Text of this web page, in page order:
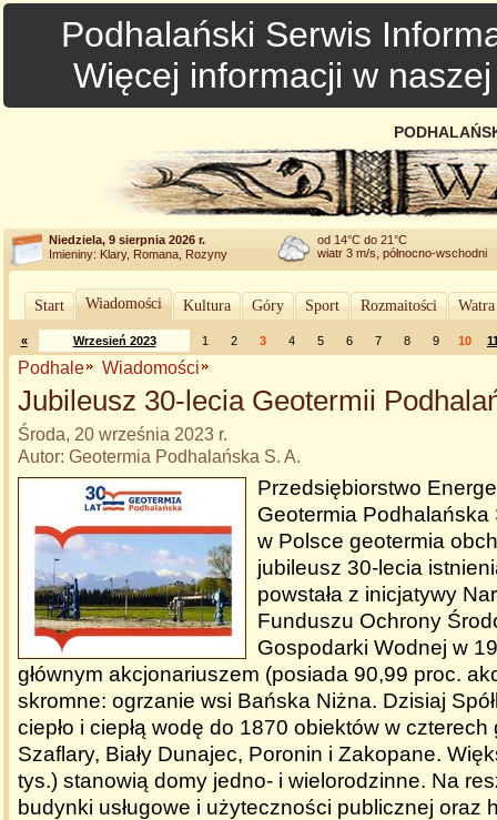
Podhalański Serwis
Więcej informacji w
Niedziela, 9 sierpnia 2026 r.
Imieniny: Klary, Romana, Rozyny
od 14°C do 21°C
wiatr 3 m/s, północno-wschodni
Start Wiadomości Kultura Góry Sport Rozmaitości
« Wrzesień 2023 1 2 3 4 5 6 7 8 9 10
Podhale Wiadomości
Jubileusz 30-lecia Geotermii
Środa, 20 września 2023 r.
Autor: Geotermia Podhalańska S. A.
Przedsiębiorstwo
Geotermia Podhalańska
w Polsce geotermia
jubileusz 30-lecia
powstała z inicjatywy
Funduszu Ochrony
Gospodarki Wodnej w
głównym akcjonariuszem (posiada 90,99 proc.
skromne: ogrzanie wsi Bańska Niżna. Dzisiaj
ciepło i ciepłą wodę do 1870 obiektów w czterech
Szaflary, Biały Dunajec, Poronin i Zakopane.
tys.) stanowią domy jedno- i wielorodzinne. Na
budynki usługowe i użyteczności publicznej oraz